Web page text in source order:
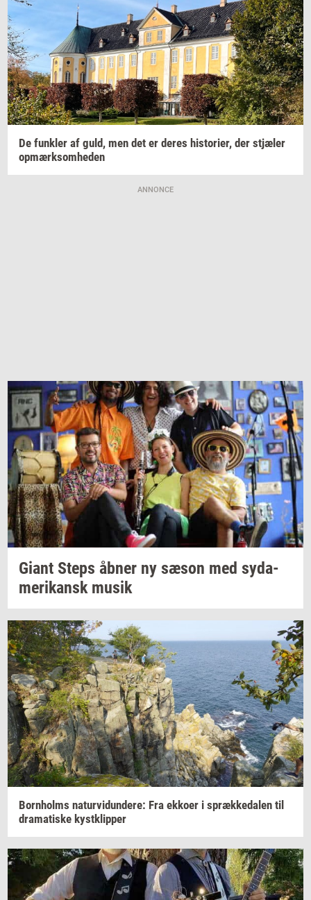
De funk­ler af guld, men det er deres hi­sto­ri­er, der stjæ­ler
op­mærk­som­he­den
ANNONCE
Giant Steps åbner ny sæson med sy­da­
me­ri­kanskmusik
Born­holms na­tur­vi­dun­de­re: Fra ek­ko­er i spræk­ke­da­len til
dra­ma­ti­ske kyst­klip­per